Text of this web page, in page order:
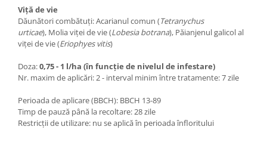
Viță de vie
Dăunători combătuți: Acarianul comun (Tetranychus
urticae), Molia viţei de vie (Lobesia botrana), Păianjenul galicol al
viţei de vie (Eriophyes vitis)
Doza:0,75 - 1 l/ha (în funcție de nivelul de infestare)
Nr. maxim de aplicări: 2 - interval minim între tratamente: 7 zile
Perioada de aplicare (BBCH): BBCH 13-89
Timp de pauză până la recoltare: 28 zile
Restricții de utilizare: nu se aplică în perioada înfloritului